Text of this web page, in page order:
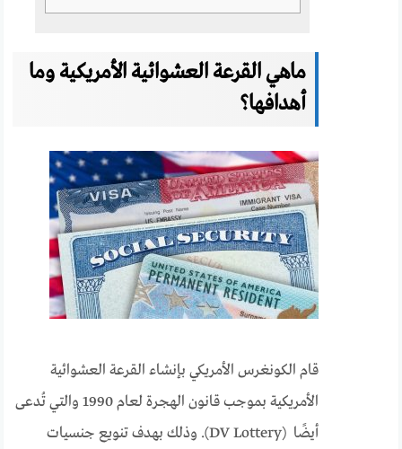
ماهي القرعة العشوائية الأمريكية وما
أهدافها؟
قام الكونغرس الأمريكي بإنشاء القرعة العشوائية
الأمريكية بموجب قانون الهجرة لعام 1990 والتي تُدعى
أيضًا(DV Lottery). وذلك
بهدف تنويع جنسيات